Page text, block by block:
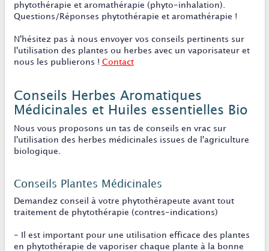
phytothérapie et aromathérapie (phyto-inhalation).
Questions/Réponses phytothérapie et aromathérapie !
N'hésitez pas à nous envoyer vos conseils pertinents sur
l'utilisation des plantes ou herbes avec un vaporisateur et
nous les publierons ! Contact
Conseils Herbes Aromatiques
Médicinales et Huiles essentielles Bio
Nous vous proposons un tas de conseils en vrac sur
l'utilisation des herbes médicinales issues de l'agriculture
biologique.
Conseils Plantes Médicinales
Demandez conseil à votre phytothérapeute avant tout
traitement de phytothérapie (contres-indications)
- Il est important pour une utilisation efficace des plantes
en phytothérapie de vaporiser chaque plante à la bonne